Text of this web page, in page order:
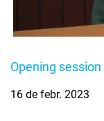
Opening
16 de febr. 2023